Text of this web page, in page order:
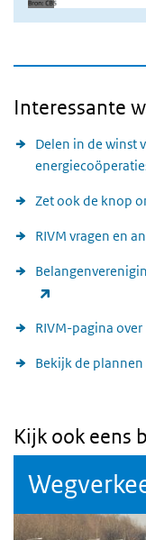
Interessante
Delen in de winst
Zet ook de knop
RIVM vragen en
RIVM-pagina
Bekijk de
Kijk ook eens